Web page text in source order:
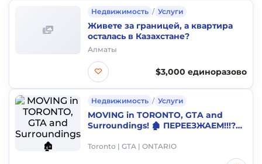
Недвижимость / Услуги
Живете за границей, а квартира
осталась в Казахстане?
Алматы
$3,000 единоразово
Недвижимость / Услуги
MOVING in TORONTO, GTA and
Surroundings! 🏚️ ПЕРЕЕЗЖАЕМ!!!?
Toronto | GTA | ONTARIO